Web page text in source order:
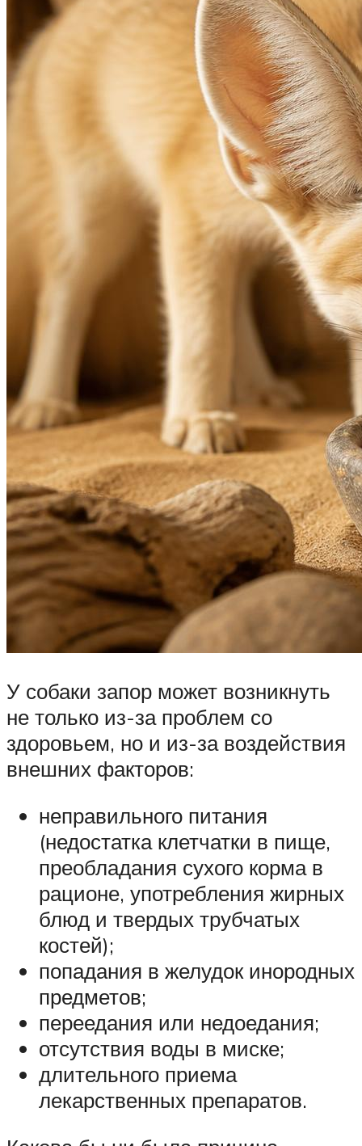
У собаки запор может возникнуть
не только из-за проблем со
здоровьем, но и из-за воздействия
внешних факторов:
неправильного питания
(недостатка клетчатки в пище,
преобладания сухого корма в
рационе, употребления жирных
блюд и твердых трубчатых
костей);
попадания в желудок инородных
предметов;
переедания или недоедания;
отсутствия воды в миске;
длительного приема
лекарственных препаратов.